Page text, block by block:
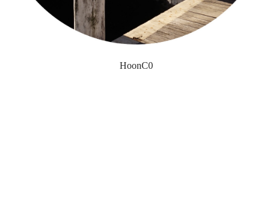
HoonC0